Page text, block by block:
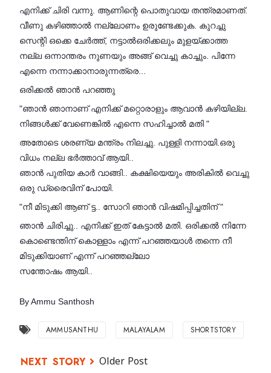
എനിക്ക് ചിരി വന്നു. ആണിന്റെ പൊതുവായ തന്ത്രമാണത്.
വീണു കഴിഞ്ഞാൽ നല്ലോണം ഉരുണ്ടേക്കുക. കുറച്ചു
സെന്റി ഒക്കെ ചേർത്ത്, നട്ടാൽഒരിക്കലും മുളയ്ക്കാത്ത
നല്ല ഒന്നാന്തരം നുണയും അങ്ങ് വെച്ചു കാച്ചും. പിന്നേ
എന്നെ നന്നാക്കാനാരുന്നത്രെ...
ഒരിക്കൽ ഞാൻ പറഞ്ഞു
"ഞാൻ ഞാനാണ് എനിക്ക് മറ്റൊരാളും ആവാൻ കഴിയില്ല.
നിങ്ങൾക്ക് വേണെങ്കിൽ എന്നെ സഹിച്ചാൽ മതി "
അതോടെ ശരണ്യ മന്ത്രം നിലച്ചു. പുള്ളി നന്നായി.ഒരു
വിധം നല്ല ഭർത്താവ് ആയി..
ഞാൻ പുതിയ കാർ വാങ്ങി.. കക്ഷിയെയും അരികിൽ വെച്ചു
ഒരു ഡ്രൈവിന് പോയി.
"നീ മിടുക്കി ആണ് ട്ട.. സോറി ഞാൻ വിഷമിപ്പിച്ചതിന് "
ഞാൻ ചിരിച്ചു.. എനിക്ക് ഇത് കേട്ടാൽ മതി. ഒരിക്കൽ നിന്നേ
കൊണ്ടെന്തിന് കൊള്ളാം എന്ന് പറഞ്ഞയാൾ തന്നെ നീ
മിടുക്കിയാണ് എന്ന് പറഞ്ഞല്ലോ
സന്തോഷം ആയി..
By Ammu Santhosh
AMMUSANTHU MALAYALAM SHORTSTORY
Older Post